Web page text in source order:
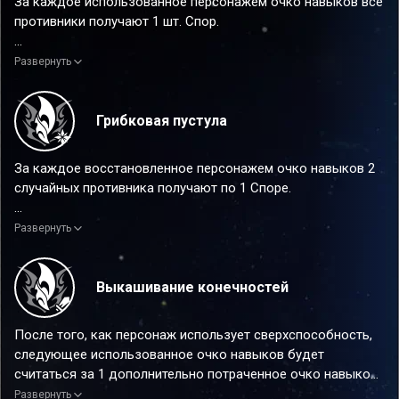
противники получают 1 шт. Спор.
Эффект от усиления
противники получают 1 шт. Спор. Если количество очков
навыков опускается до 0, то скорость персонажа,
использовавшего последнее очко навыков, повышается
Развернуть
Грибковая пустула
За каждое восстановленное персонажем очко навыков 2
случайных противника получают по 1 Споре.
Эффект от усиления
случайных противника получают по 1 Споре. Макс.
количество имеющихся Спор увеличивается до 9 шт.
Развернуть
Выкашивание конечностей
После того, как персонаж использует сверхспособность,
следующее использованное очко навыков будет
считаться за 1 дополнительно потраченное очко навыков.
Каждое потраченное очко навыков повышает крит. урон
Развернуть